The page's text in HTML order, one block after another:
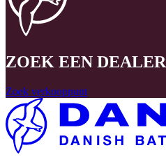
ZOEK EEN DEALER
Zoek verkooppunt